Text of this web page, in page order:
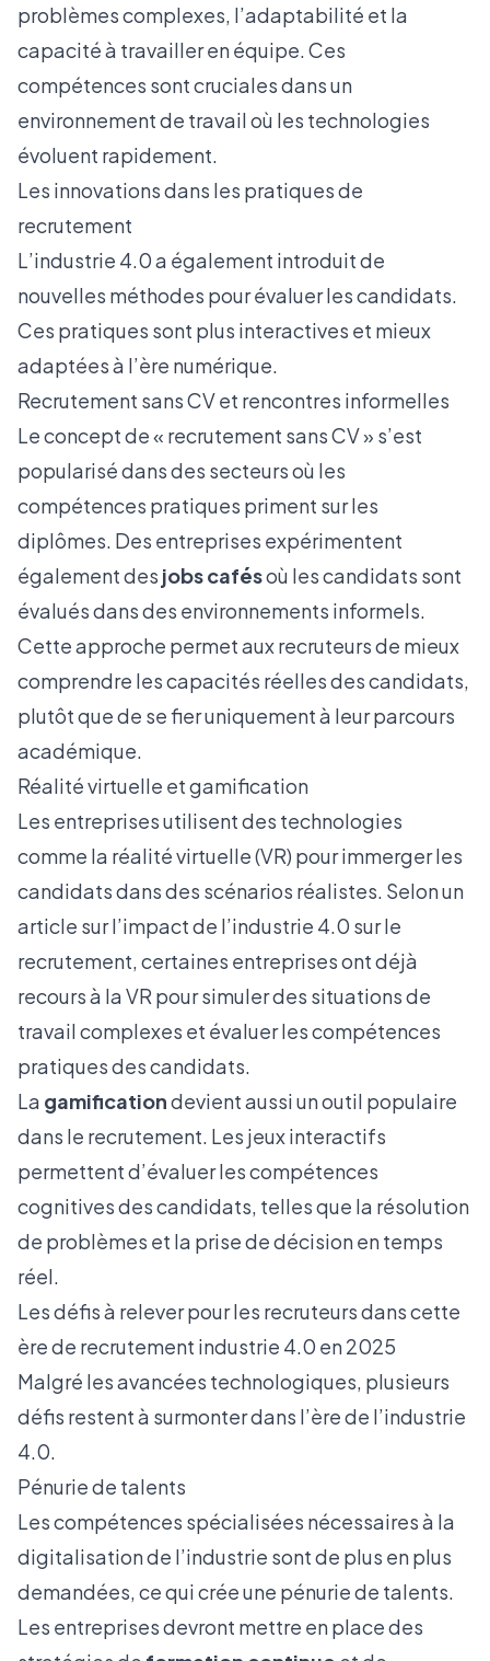
problèmes complexes, l’adaptabilité et la
capacité à travailler en équipe. Ces
compétences sont cruciales dans un
environnement de travail où les technologies
évoluent rapidement.
Les innovations dans les pratiques de
recrutement
L’industrie 4.0 a également introduit de
nouvelles méthodes pour évaluer les candidats.
Ces pratiques sont plus interactives et mieux
adaptées à l’ère numérique.
Recrutement sans CV et rencontres informelles
Le concept de « recrutement sans CV » s’est
popularisé dans des secteurs où les
compétences pratiques priment sur les
diplômes. Des entreprises expérimentent
également des jobs cafésoù les candidats sont
évalués dans des environnements informels.
Cette approche permet aux recruteurs de mieux
comprendre les capacités réelles des candidats,
plutôt que de se fier uniquement à leur parcours
académique.
Réalité virtuelle et gamification
Les entreprises utilisent des technologies
comme la réalité virtuelle (VR) pour immerger les
candidats dans des scénarios réalistes. Selon un
article sur l’impact de l’industrie 4.0 sur le
recrutement, certaines entreprises ont déjà
recours à la VR pour simuler des situations de
travail complexes et évaluer les compétences
pratiques des candidats.
La gamificationdevient aussi un outil populaire
dans le recrutement. Les jeux interactifs
permettent d’évaluer les compétences
cognitives des candidats, telles que la résolution
de problèmes et la prise de décision en temps
réel.
Les défis à relever pour les recruteurs dans cette
ère de recrutement industrie 4.0 en 2025
Malgré les avancées technologiques, plusieurs
défis restent à surmonter dans l’ère de l’industrie
4.0.
Pénurie de talents
Les compétences spécialisées nécessaires à la
digitalisation de l’industrie sont de plus en plus
demandées, ce qui crée une pénurie de talents.
Les entreprises devront mettre en place des